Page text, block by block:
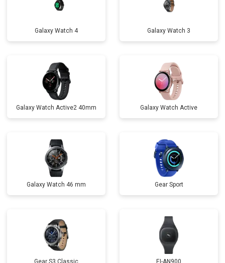
Galaxy Watch 4 Galaxy Watch 3
Galaxy Watch Active2 40mm Galaxy Watch Active
Galaxy Watch 46 mm Gear Sport
Gear S3 Classic EI-AN900